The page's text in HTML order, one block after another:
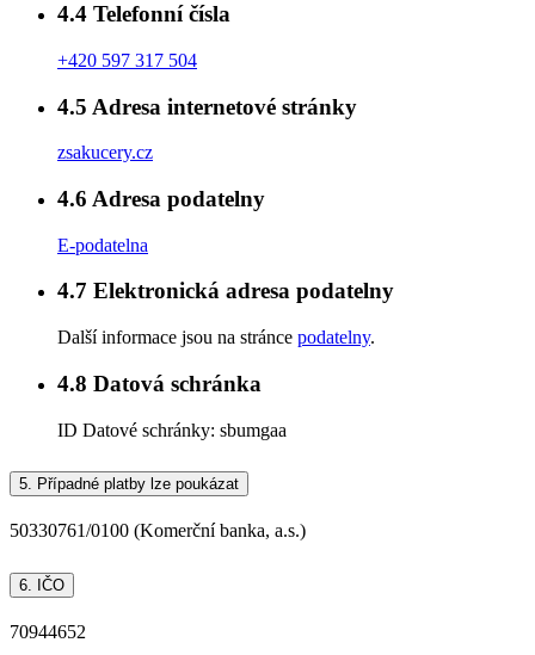
4.4 Telefonní čísla
+420 597 317 504
4.5 Adresa internetové stránky
zsakucery.cz
4.6 Adresa podatelny
E-podatelna
4.7 Elektronická adresa podatelny
Další informace jsou na stránce podatelny.
4.8 Datová schránka
ID Datové schránky: sbumgaa
5. Případné platby lze poukázat
50330761/0100 (Komerční banka, a.s.)
6. IČO
70944652